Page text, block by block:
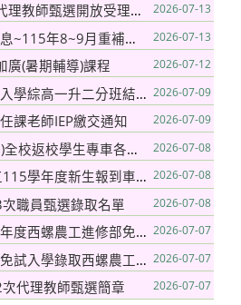
本校115學年度第2次代理教師甄選開放受理第2順位報名之類科 2026-07-13
【115重補修】重要訊息~115年8~9月重補修一班科目統一排定班(預排)課表 2026-07-13
廣(暑期輔導)課程 2026-07-12
【綜高分流】114學年入學綜高一升二分班結果-115年8月起實施 2026-07-09
課老師IEP繳交通知 2026-07-09
115年7月13日(星期一)全校返校學生專車各路線總表及暑期輔導車資,請同學依表訂時間提早5分鐘前往候車 2026-07-08
【公告】國立西螺農工115學年度新生報到車輛出入口動線圖-1150709 2026-07-08
職員甄選錄取名單 2026-07-08
【進修部】公告115學年度西螺農工進修部免試入學錄取榜單 2026-07-07
【公告】115學年度，免試入學錄取西螺農工榜單（含報到事項說明） 2026-07-07
代理教師甄選簡章 2026-07-07